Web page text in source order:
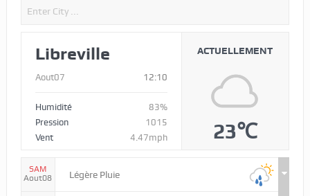
Libreville
Aout07 12:10
Humidité
83%
Pression
1015
Vent
4.47mph
ACTUELLEMENT
23℃
SAM
Aout08
Légère Pluie